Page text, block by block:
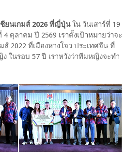
ยนเกมส์ 2026 ที่ญี่ปุ่นใน วันเสาร์ที่ 19
ตุลาคม ปี 2569 เราตั้งเป้าหมายว่าจะ
ส์ 2022 ที่เมืองหางโจว ประเทศจีน ที่
ในรอบ 57 ปี เราหวังว่าทีมหญิงจะทำ